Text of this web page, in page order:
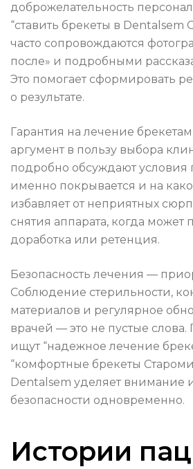
доброжелательность
“ставить брекеты в Dentalsem
часто сопровождаются
после» и подробными
Это помогает сформировать
о результате.
Гарантия на лечение
аргумент в пользу выбора
подробно обсуждают условия
именно покрывается и на
избавляет от неприятных
снятия аппарата, когда может
доработка или ретенция.
Безопасность лечения —
Соблюдение стерильности,
материалов и регулярное
врачей — это не пустые слова.
ищут “надежное лечение
“комфортные брекеты
Dentalsem уделяет внимание
безопасности одновременно.
Истории